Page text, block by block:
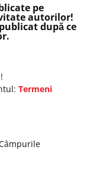
pe
autorilor!
după ce
Termeni